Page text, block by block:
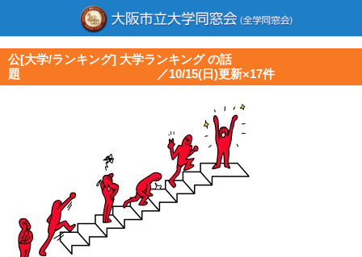
公[大学/ランキング] 大学ランキング の話
題 ／10/15(日)更新×17件